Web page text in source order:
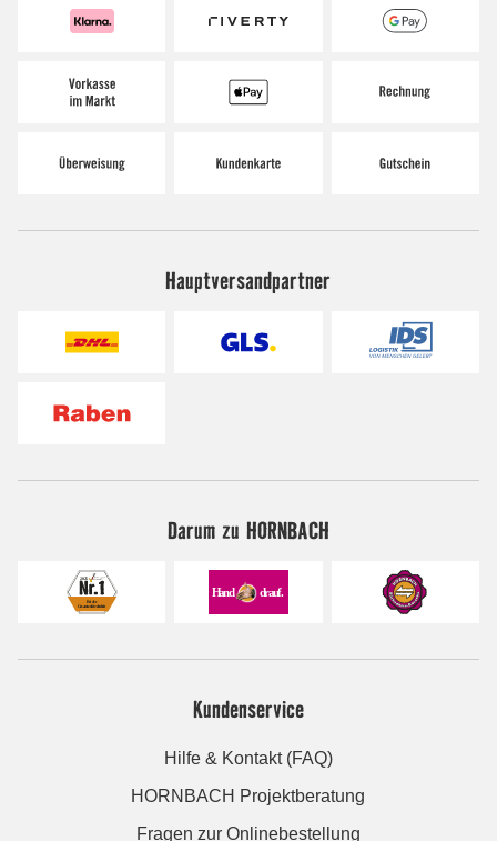
Hauptversandpartner
Darum zu HORNBACH
Kundenservice
Hilfe & Kontakt (FAQ)
HORNBACH Projektberatung
Fragen zur Onlinebestellung